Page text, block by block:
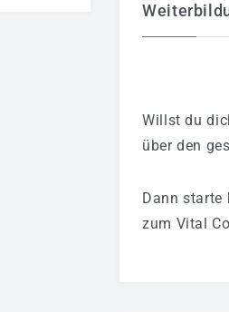
Willst du
über den
Dann starte
zum Vital